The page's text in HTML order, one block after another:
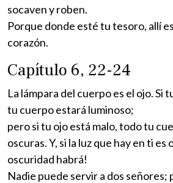
socaven y roben.
Porque donde esté tu tesoro, allí
corazón.
Capítulo 6, 22-24
La lámpara del cuerpo es el ojo. Si
tu cuerpo estará luminoso;
pero si tu ojo está malo, todo tu
oscuras. Y, si la luz que hay en ti es
oscuridad habrá!
Nadie puede servir a dos